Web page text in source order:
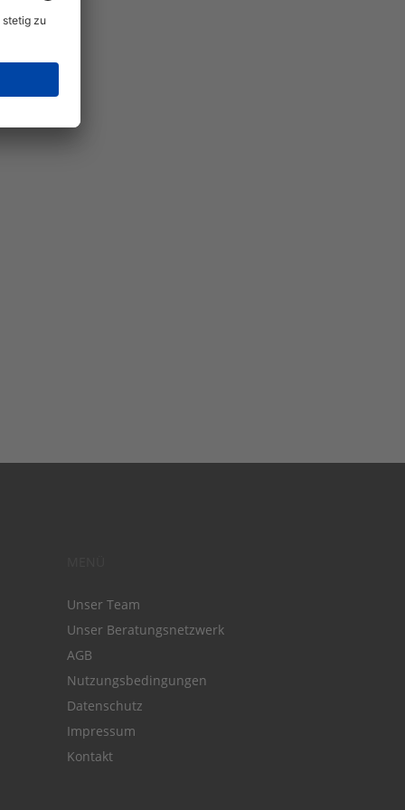
Unser Team
Unser Beratungsnetzwerk
AGB
Nutzungsbedingungen
Datenschutz
Impressum
Kontakt